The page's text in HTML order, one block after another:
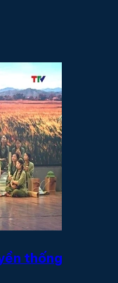
thống